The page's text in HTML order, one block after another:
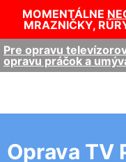
MOMENTÁLNE
MRAZNIČKY,
Pre opravu
opravu práčok a
Oprava TV